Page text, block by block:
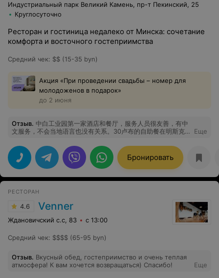
Индустриальный парк Великий Камень, пр-т Пекинский, 25
Круглосуточно
Ресторан и гостиница недалеко от Минска: сочетание
комфорта и восточного гостеприимства
Средний чек: $$ (15-35 byn)
Акция «При проведении свадьбы – номер для
молодоженов в подарок»
до 2 июня
Отзыв. 中白工业园第一家酒店和餐厅，服务人员很友善，有中
文服务，不会当地语言也没有关系。30卢布的自助餐在明斯克
很推荐。 Первая гостиница и ресторан в Китайско-
белорусском индустриальном парке. Обслуживающий
персонал очень дружелюбный, а обслуживание на
китайском языке доступно, так что неважно, говорите
ли вы на местном языке. В центре Минска не найти
города. Китайская еда очень аутентичная,
настоятельно рекомендую.
Еще
Бронировать
РЕСТОРАН
4.6 Venner
Ждановичский с.с, 83 с 13:00
Средний чек: $$$$ (65-95 byn)
Отзыв. Вкусный обед, гостеприимство и очень теплая
атмосфера! К вам хочется возвращаться) Спасибо!
Еще